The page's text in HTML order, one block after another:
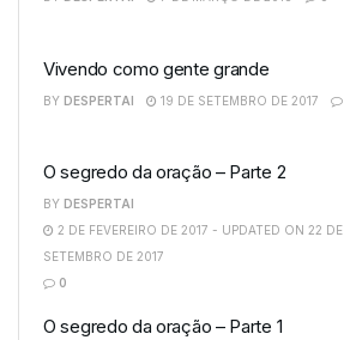
Vivendo como gente grande
BY DESPERTAI 19 DE SETEMBRO DE 2017
O segredo da oração – Parte 2
BY DESPERTAI
2 DE FEVEREIRO DE 2017 - UPDATED ON 22 DE
SETEMBRO DE 2017
0
O segredo da oração – Parte 1